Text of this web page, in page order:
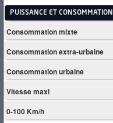
PUISSANCE ET CONSOMMATION
Consommation mixte
Consommation extra-urbaine
Consommation urbaine
Vitesse maxi
0-100 Km/h